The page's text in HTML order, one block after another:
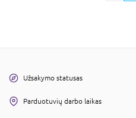
Užsakymo statusas
Parduotuvių darbo laikas